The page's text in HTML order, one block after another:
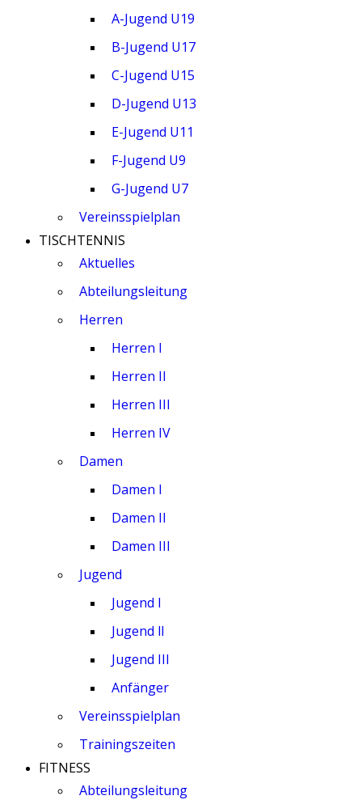
A-Jugend U19
B-Jugend U17
C-Jugend U15
D-Jugend U13
E-Jugend U11
F-Jugend U9
G-Jugend U7
Vereinsspielplan
TISCHTENNIS
Aktuelles
Abteilungsleitung
Herren
Herren I
Herren II
Herren III
Herren IV
Damen
Damen I
Damen II
Damen III
Jugend
Jugend I
Jugend ll
Jugend III
Anfänger
Vereinsspielplan
Trainingszeiten
FITNESS
Abteilungsleitung